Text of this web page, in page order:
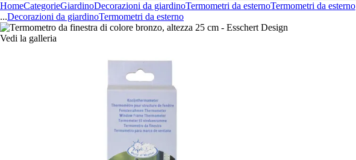
HomeCategorieGiardinoDecorazioni da giardinoTermometri da esternoTermometri da esterno
...Decorazioni da giardinoTermometri da esterno
Vedi la galleria